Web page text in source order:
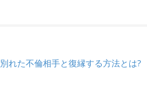
別れた不倫相手と復縁する方法とは?